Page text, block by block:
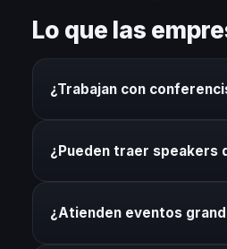
Lo que las
¿Trabajan con
otras ciudades según el
¿Pueden traer speakers
técnico. Sin complicaciones
¿Atienden eventos